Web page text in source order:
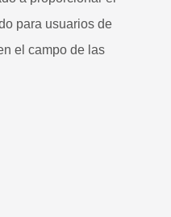
para usuarios de
el campo de las